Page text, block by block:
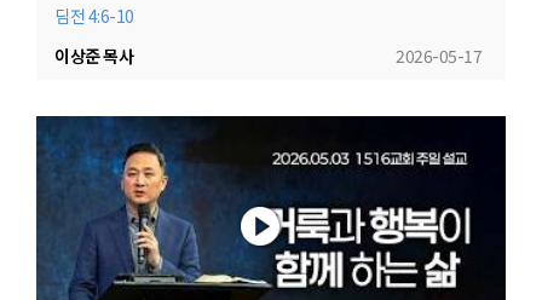
딤전 4:6-10
2026-05-17
이상준 목사